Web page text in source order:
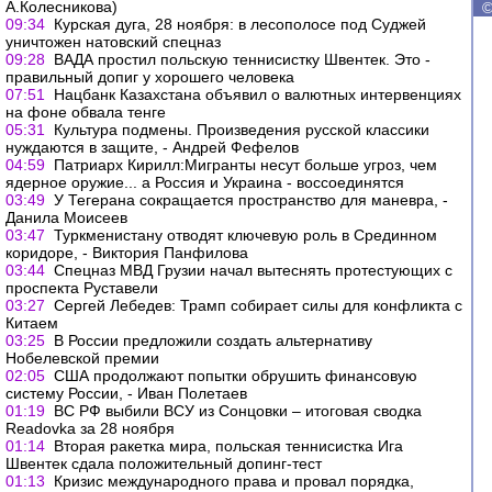
А.Колесникова)
09:34 Курская дуга, 28 ноября: в лесополосе под Суджей
уничтожен натовский спецназ
09:28 ВАДА простил польскую теннисистку Швентек. Это -
правильный допиг у хорошего человека
07:51
Нацбанк Казахстана объявил о валютных интервенциях
на фоне обвала тенге
05:31
Культура подмены. Произведения русской классики
нуждаются в защите, - Андрей Фефелов
04:59 Патриарх Кирилл:Мигранты несут больше угроз, чем
ядерное оружие... а Россия и Украина - воссоединятся
03:49 У Тегерана сокращается пространство для маневра, -
Данила Моисеев
03:47 Туркменистану отводят ключевую роль в Срединном
коридоре, - Виктория Панфилова
03:44 Спецназ МВД Грузии начал вытеснять протестующих с
проспекта Руставели
03:27 Сергей Лебедев: Трамп собирает силы для конфликта с
Китаем
03:25 В России предложили создать альтернативу
Нобелевской премии
02:05 США продолжают попытки обрушить финансовую
систему России, - Иван Полетаев
01:19 ВС РФ выбили ВСУ из Сонцовки – итоговая сводка
Readovka за 28 ноября
01:14 Вторая ракетка мира, польская теннисистка Ига
Швентек сдала положительный допинг-тест
01:13
Кризис международного права и провал порядка,
©